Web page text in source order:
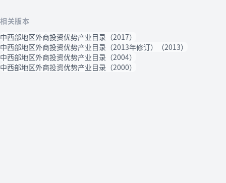
相关版本
中西部地区外商投资优势产业目录（2017）
中西部地区外商投资优势产业目录（2013年修订）（2013）
中西部地区外商投资优势产业目录（2004）
中西部地区外商投资优势产业目录（2000）